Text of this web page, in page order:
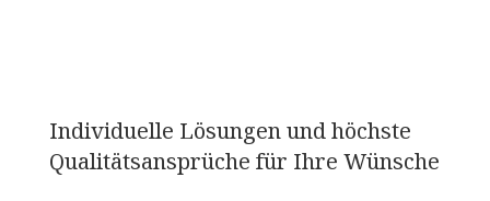
Individuelle Lösungen und höchste
Qualitätsansprüche für Ihre Wünsche